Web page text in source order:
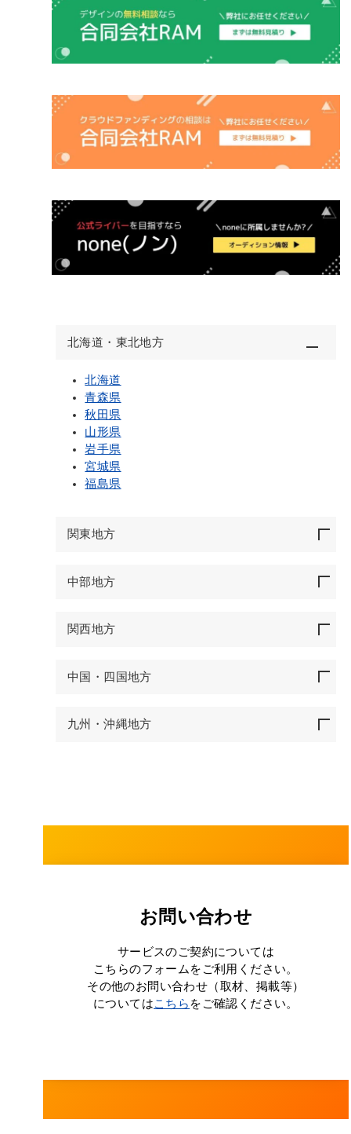
北海道・東北地方
北海道
青森県
秋田県
山形県
岩手県
宮城県
福島県
関東地方
中部地方
関西地方
中国・四国地方
九州・沖縄地方
お問い合わせ
サービスのご契約については
こちらのフォームをご利用ください。
その他のお問い合わせ（取材、掲載等）
についてはこちら をご確認ください。